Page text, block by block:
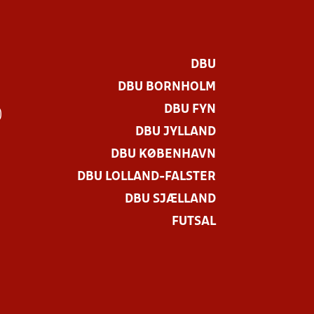
DBU
DBU BORNHOLM
DBU FYN
DBU JYLLAND
DBU KØBENHAVN
DBU LOLLAND-FALSTER
DBU SJÆLLAND
FUTSAL